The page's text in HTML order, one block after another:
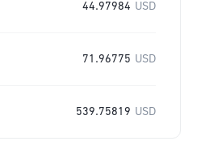
44.97984 USD
71.96775 USD
539.75819 USD